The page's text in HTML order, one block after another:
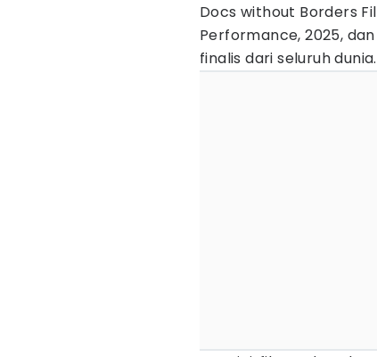
Docs without Borders
Performance, 2025,
finalis dari seluruh dunia.